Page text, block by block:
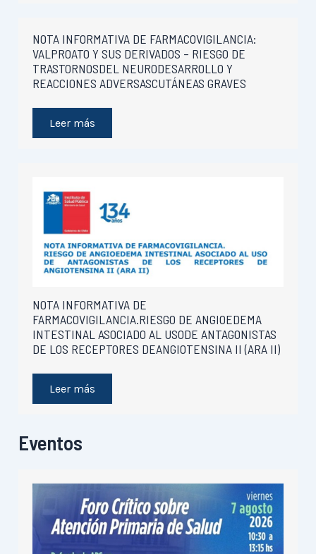
NOTA INFORMATIVA DE FARMACOVIGILANCIA:
VALPROATO Y SUS DERIVADOS – RIESGO DE
TRASTORNOSDEL NEURODESARROLLO Y
REACCIONES ADVERSASCUTÁNEAS GRAVES
Leer más
NOTA INFORMATIVA DE
FARMACOVIGILANCIA.RIESGO DE ANGIOEDEMA
INTESTINAL ASOCIADO AL USODE ANTAGONISTAS
DE LOS RECEPTORES DEANGIOTENSINA II (ARA II)
Leer más
Eventos